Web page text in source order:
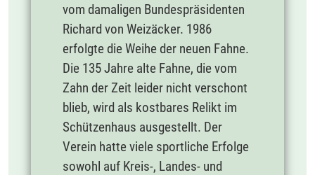
vom damaligen Bundespräsidenten
Richard von Weizäcker. 1986
erfolgte die Weihe der neuen Fahne.
Die 135 Jahre alte Fahne, die vom
Zahn der Zeit leider nicht verschont
blieb, wird als kostbares Relikt im
Schützenhaus ausgestellt. Der
Verein hatte viele sportliche Erfolge
sowohl auf Kreis-, Landes- und